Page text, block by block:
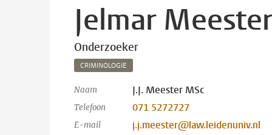
Jelmar Meester
Onderzoeker
CRIMINOLOGIE
Naam J.J. Meester MSc
Telefoon 071 5272727
E-mail j.j.meester@law.leidenuniv.nl